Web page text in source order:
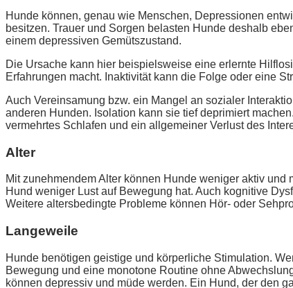
Hunde können, genau wie Menschen, Depressionen
besitzen. Trauer und Sorgen belasten Hunde deshalb
einem depressiven Gemütszustand.
Die Ursache kann hier beispielsweise eine erlernte
Erfahrungen macht. Inaktivität kann die Folge oder eine
Auch Vereinsamung bzw. ein Mangel an sozialer
anderen Hunden. Isolation kann sie tief deprimiert
vermehrtes Schlafen und ein allgemeiner Verlust des
Alter
Mit zunehmendem Alter können Hunde weniger aktiv
Hund weniger Lust auf Bewegung hat. Auch kognitive
Weitere altersbedingte Probleme können Hör- oder
Langeweile
Hunde benötigen geistige und körperliche Stimulation.
Bewegung und eine monotone Routine ohne
können depressiv und müde werden. Ein Hund, der den